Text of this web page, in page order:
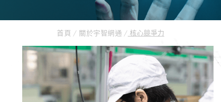
首頁 / 關於宇智網通 / 核心競爭力